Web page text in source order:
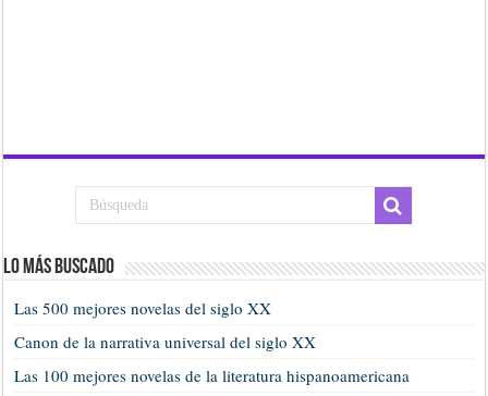
Lo más buscado
Las 500 mejores novelas del siglo XX
Canon de la narrativa universal del siglo XX
Las 100 mejores novelas de la literatura hispanoamericana